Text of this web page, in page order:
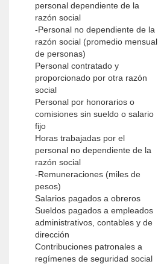
personal dependiente de la
razón social
-Personal no dependiente de la
razón social (promedio mensual
de personas)
Personal contratado y
proporcionado por otra razón
social
Personal por honorarios o
comisiones sin sueldo o salario
fijo
Horas trabajadas por el
personal no dependiente de la
razón social
-Remuneraciones (miles de
pesos)
Salarios pagados a obreros
Sueldos pagados a empleados
administrativos, contables y de
dirección
Contribuciones patronales a
regímenes de seguridad social